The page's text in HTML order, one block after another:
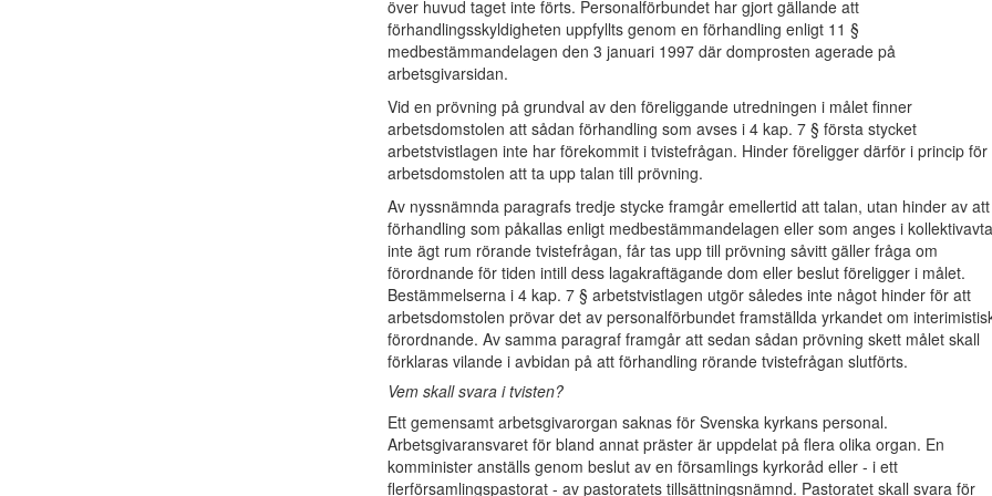
över huvud taget inte förts. Personalförbundet har gjort gällande att
förhandlingsskyldigheten uppfyllts genom en förhandling enligt 11 §
medbestämmandelagen den 3 januari 1997 där domprosten agerade på
arbetsgivarsidan.
Vid en prövning på grundval av den föreliggande utredningen i målet finner
arbetsdomstolen att sådan förhandling som avses i 4 kap. 7 § första stycket
arbetstvistlagen inte har förekommit i tvistefrågan. Hinder föreligger därför i princip för
arbetsdomstolen att ta upp talan till prövning.
Av nyssnämnda paragrafs tredje stycke framgår emellertid att talan, utan hinder av att
förhandling som påkallas enligt medbestämmandelagen eller som anges i
inte ägt rum rörande tvistefrågan, får tas upp till prövning såvitt gäller fråga om
förordnande för tiden intill dess lagakraftägande dom eller beslut föreligger i målet.
Bestämmelserna i 4 kap. 7 § arbetstvistlagen utgör således inte något hinder för att
arbetsdomstolen prövar det av personalförbundet framställda yrkandet om
förordnande. Av samma paragraf framgår att sedan sådan prövning skett målet skall
förklaras vilande i avbidan på att förhandling rörande tvistefrågan slutförts.
Vem skall svara i tvisten?
Ett gemensamt arbetsgivarorgan saknas för Svenska kyrkans personal.
Arbetsgivaransvaret för bland annat präster är uppdelat på flera olika organ. En
komminister anställs genom beslut av en församlings kyrkoråd eller - i ett
flerförsamlingspastorat - av pastoratets tillsättningsnämnd. Pastoratet skall svara för